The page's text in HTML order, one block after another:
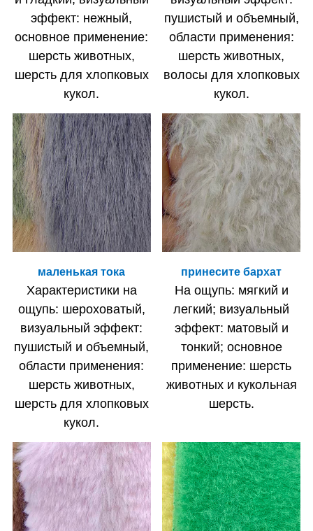
эффект: нежный,
основное применение:
шерсть животных,
шерсть для хлопковых
кукол.
пушистый и объемный,
области применения:
шерсть животных,
волосы для хлопковых
кукол.
маленькая тока
Характеристики на
ощупь: шероховатый,
визуальный эффект:
пушистый и объемный,
области применения:
шерсть животных,
шерсть для хлопковых
кукол.
принесите бархат
На ощупь: мягкий и
легкий; визуальный
эффект: матовый и
тонкий; основное
применение: шерсть
животных и кукольная
шерсть.